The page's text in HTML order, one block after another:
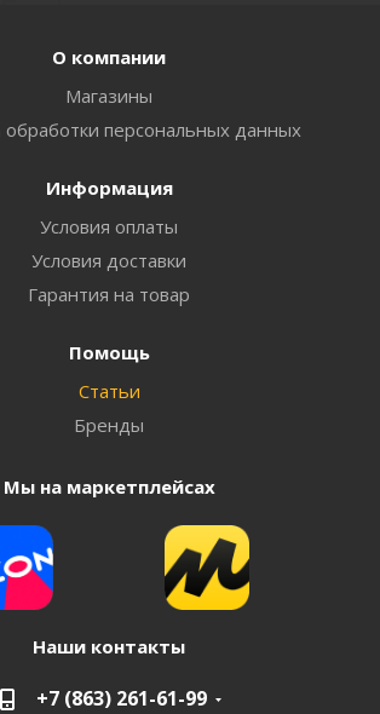
О компании
Магазины
обработки персональных данных
Информация
Условия оплаты
Условия доставки
Гарантия на товар
Помощь
Статьи
Бренды
Мы на маркетплейсах
Наши контакты
+7 (863) 261-61-99